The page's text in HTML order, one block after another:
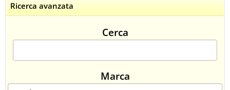
LOGISTICA
NEGOZI ON LINE
Ricerca avanzata
Cerca
Marca